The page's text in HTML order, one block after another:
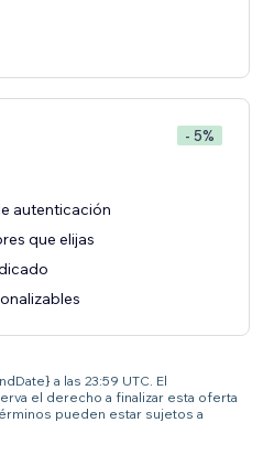
- 5%
autenticación
que elijas
a las 23:59 UTC. El
el derecho a finalizar esta oferta
pueden estar sujetos a